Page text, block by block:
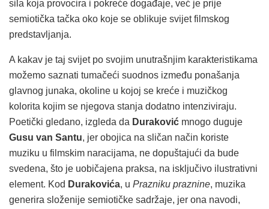
sila koja provocira i pokreće događaje, već je prije
semiotička tačka oko koje se oblikuje svijet filmskog
predstavljanja.
A kakav je taj svijet po svojim unutrašnjim karakteristikama
možemo saznati tumačeći suodnos između ponašanja
glavnog junaka, okoline u kojoj se kreće i muzičkog
kolorita kojim se njegova stanja dodatno intenziviraju.
Poetički gledano, izgleda da Duraković mnogo duguje
Gusu van Santu, jer obojica na sličan način koriste
muziku u filmskim naracijama, ne dopuštajući da bude
svedena, što je uobičajena praksa, na isključivo ilustrativni
element. Kod Durakovića, u Prazniku praznine, muzika
generira složenije semiotičke sadržaje, jer ona navodi,